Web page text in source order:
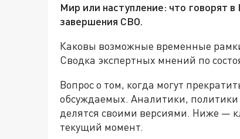
Мир или наступление: что говорят
завершения СВО.
Каковы возможные временные
Сводка экспертных мнений по
Вопрос о том, когда могут
обсуждаемых. Аналитики,
делятся своими версиями. Ниже —
текущий момент.